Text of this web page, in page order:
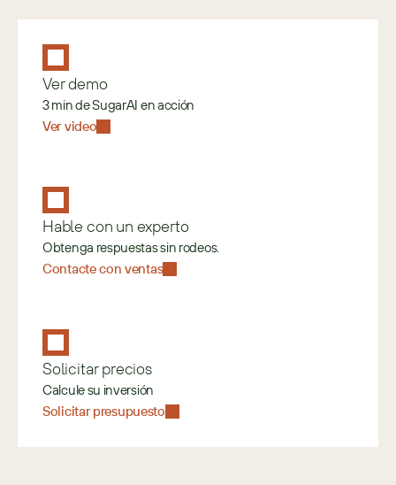
Ver demo
3 min de SugarAI en acción
Ver video
Hable con un experto
Obtenga respuestas sin rodeos.
Contacte con ventas
Solicitar precios
Calcule su inversión
Solicitar presupuesto